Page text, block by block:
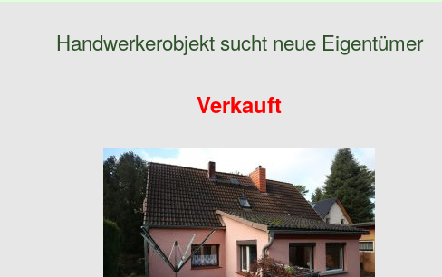
Handwerkerobjekt sucht neue Eigentümer
Verkauft